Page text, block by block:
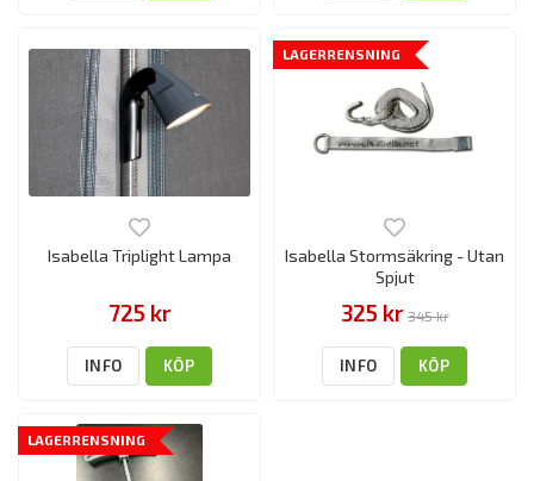
Isabella Triplight Lampa
725 kr
INFO KÖP
LAGERRENSNING
Isabella Stormsäkring - Utan
Spjut
325 kr 345 kr
INFO KÖP
LAGERRENSNING